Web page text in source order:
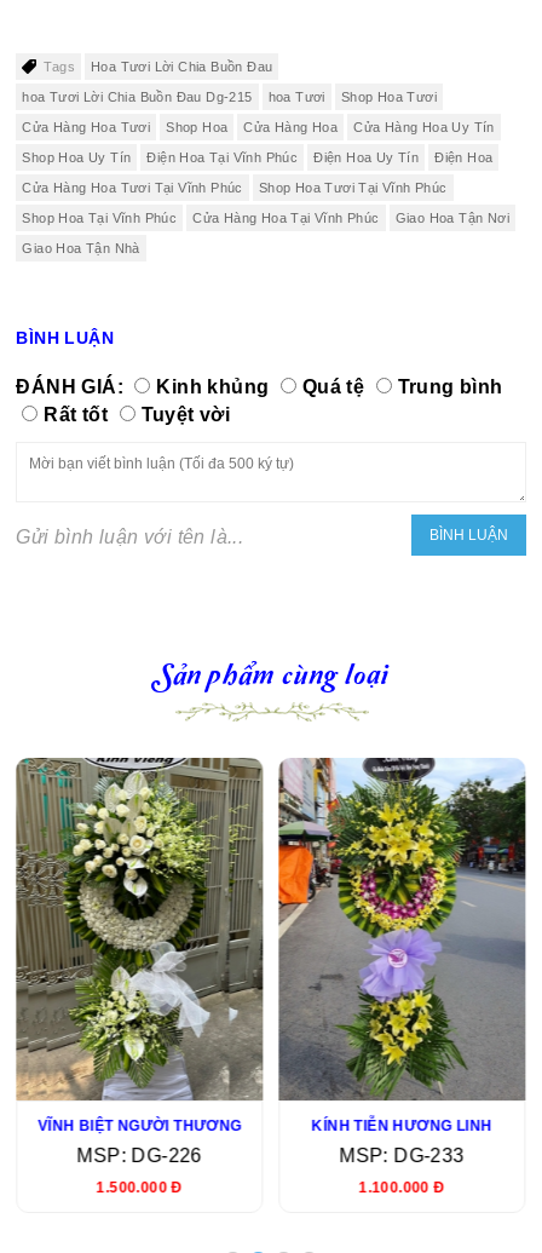
Tags Hoa Tươi Lời Chia Buồn Đau
hoa Tươi Lời Chia Buồn Đau Dg-215 hoa Tươi Shop Hoa Tươi
Cửa Hàng Hoa Tươi Shop Hoa Cửa Hàng Hoa Cửa Hàng Hoa Uy Tín
Shop Hoa Uy Tín Điện Hoa Tại Vĩnh Phúc Điện Hoa Uy Tín Điện Hoa
Cửa Hàng Hoa Tươi Tại Vĩnh Phúc Shop Hoa Tươi Tại Vĩnh Phúc
Shop Hoa Tại Vĩnh Phúc Cửa Hàng Hoa Tại Vĩnh Phúc Giao Hoa Tận Nơi
Giao Hoa Tận Nhà
BÌNH LUẬN
ĐÁNH GIÁ: Kinh khủng Quá tệ
Trung bình
Rất tốt
Tuyệt vời
Gửi bình luận với tên là...
Sản phẩm cùng loại
VĨNH BIỆT NGƯỜI THƯƠNG
MSP: DG-226
1.500.000 Đ
KÍNH TIỄN HƯƠNG LINH
MSP: DG-233
1.100.000 Đ